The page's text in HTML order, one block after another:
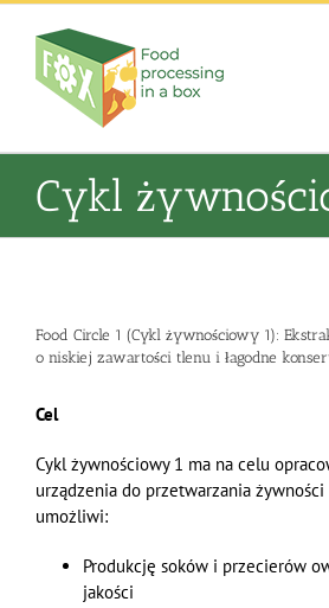
Skip
content
Cykl
Food Circle 1 (Cykl żywnościowy 1):
o niskiej zawartości tlenu i łagodne
Cel
Cykl żywnościowy 1 ma na celu
urządzenia do przetwarzania żywności
umożliwi:
Produkcję soków i przecierów
jakości